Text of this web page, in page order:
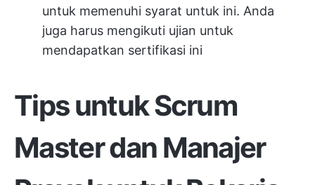
untuk memenuhi syarat untuk ini. Anda
juga harus mengikuti ujian untuk
mendapatkan sertifikasi ini
Tips untuk Scrum
Master dan Manajer